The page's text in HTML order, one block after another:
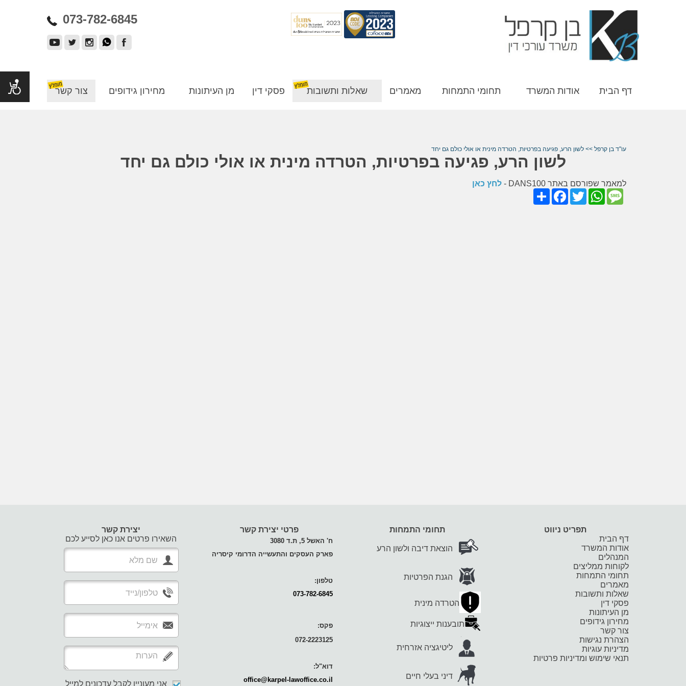
073-782-6845
דף הבית אודות המשרד תחומי התמחות מאמרים שאלות ותשובות פסקי דין מן העיתונות מחירון גידופים צור קשר
עו"ד בן קרפל >> לשון הרע, פגיעה בפרטיות, הטרדה מינית או אולי כולם גם יחד
לשון הרע, פגיעה בפרטיות, הטרדה מינית או אולי כולם גם יחד
למאמר שפורסם באתר DANS100 -
לחץ כאן
Share
FacebookTwitter
WhatsAppMessage
תפריט ניווט
דף הבית
אודות המשרד
המנהלים
לקוחות ממליצים
תחומי התמחות
מאמרים
שאלות ותשובות
פסקי דין
מן העיתונות
מחירון גידופים
צור קשר
הצהרת נגישות
מדיניות עוגיות
תנאי שימוש ומדיניות פרטיות
תחומי התמחות
הוצאת דיבה ולשון הרע
הגנת הפרטיות
הטרדה מינית
תובענות ייצוגיות
ליטיגציה אזרחית
דיני בעלי חיים
פרטי יצירת קשר
ח' האשל 5, ת.ד 3080
פארק העסקים והתעשייה הדרומי קיסריה
טלפון:
073-782-6845
פקס:
072-2223125
דוא"ל:
office@karpel-lawoffice.co.il
יצירת קשר
השאירו פרטים אנו כאן לסייע לכם
אני מעוניין לקבל עדכונים למייל